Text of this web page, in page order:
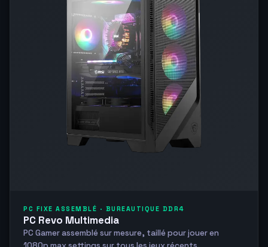
PC FIXE ASSEMBLÉ · BUREAUTIQUE DDR4
PC Revo Multimedia
PC Gamer assemblé sur mesure, taillé pour jouer en